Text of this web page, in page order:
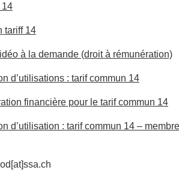
14
tariff 14
à la demande (droit à rémunération)
d’utilisations : tarif commun 14
financière pour le tarif commun 14
d’utilisation : tarif commun 14 –